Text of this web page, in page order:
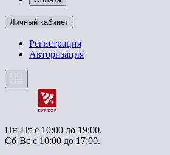
Личный кабинет
Регистрация
Авторизация
Пн-Пт с 10:00 до 19:00.
Сб-Вс с 10:00 до 17:00.